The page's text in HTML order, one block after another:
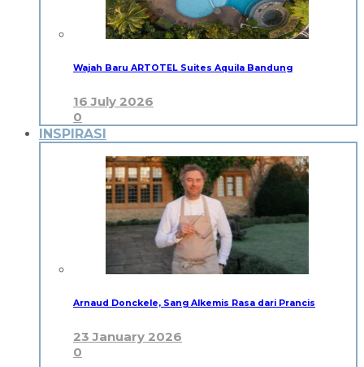
Wajah Baru ARTOTEL Suites Aquila Bandung
16 July 2026
0
INSPIRASI
Arnaud Donckele, Sang Alkemis Rasa dari Prancis
23 January 2026
0